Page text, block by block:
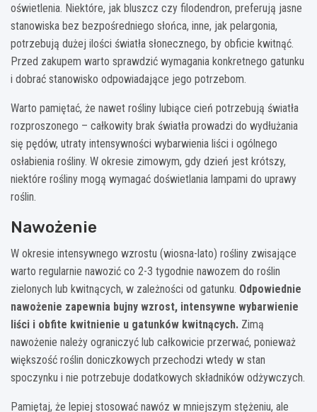
oświetlenia. Niektóre, jak bluszcz czy filodendron, preferują jasne
stanowiska bez bezpośredniego słońca, inne, jak pelargonia,
potrzebują dużej ilości światła słonecznego, by obficie kwitnąć.
Przed zakupem warto sprawdzić wymagania konkretnego gatunku
i dobrać stanowisko odpowiadające jego potrzebom.
Warto pamiętać, że nawet rośliny lubiące cień potrzebują światła
rozproszonego – całkowity brak światła prowadzi do wydłużania
się pędów, utraty intensywności wybarwienia liści i ogólnego
osłabienia rośliny. W okresie zimowym, gdy dzień jest krótszy,
niektóre rośliny mogą wymagać doświetlania lampami do uprawy
roślin.
Nawożenie
W okresie intensywnego wzrostu (wiosna-lato) rośliny zwisające
warto regularnie nawozić co 2-3 tygodnie nawozem do roślin
zielonych lub kwitnących, w zależności od gatunku. Odpowiednie
nawożenie zapewnia bujny wzrost, intensywne wybarwienie
liści i obfite kwitnienie u gatunków kwitnących. Zimą
nawożenie należy ograniczyć lub całkowicie przerwać, ponieważ
większość roślin doniczkowych przechodzi wtedy w stan
spoczynku i nie potrzebuje dodatkowych składników odżywczych.
Pamiętaj, że lepiej stosować nawóz w mniejszym stężeniu, ale